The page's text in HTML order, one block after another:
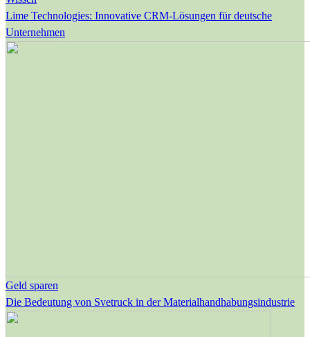
Lime Technologies: Innovative CRM-Lösungen für deutsche
Unternehmen
Geld sparen
Die Bedeutung von Svetruck in der Materialhandhabungsindustrie